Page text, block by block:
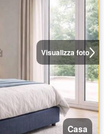
Visualizza foto
Casa